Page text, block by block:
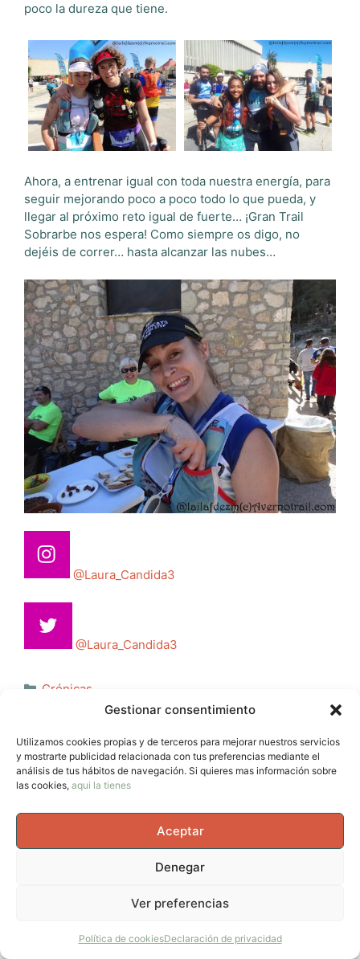
Gestionar consentimiento
Utilizamos cookies propias y de terceros para mejorar nuestros servicios
y mostrarte publicidad relacionada con tus preferencias mediante el
análisis de tus hábitos de navegación. Si quieres mas información sobre
las cookies, aqui la tienes
Aceptar
Denegar
Ver preferencias
Política de cookiesDeclaración de privacidad
poco la dureza que tiene.
Ahora, a entrenar igual con toda nuestra energía, para
seguir mejorando poco a poco todo lo que pueda, y
llegar al próximo reto igual de fuerte… ¡Gran Trail
Sobrarbe nos espera! Como siempre os digo, no
dejéis de correr… hasta alcanzar las nubes…
@Laura_Candida3
@Laura_Candida3
Categorías
Crónicas
Penyagolosa Trails con CSP y MIM
“Trail is Female”, nueva temática para la próxima
Deja un comentario